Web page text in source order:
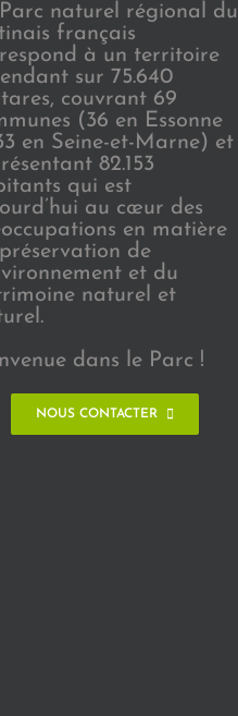
naturel régional du
français
à un territoire
sur 75.640
couvrant 69
(36 en Essonne
en Seine-et-Marne) et
82.153
qui est
au cœur des
en matière
de
et du
naturel et
dans le Parc !
NOUS CONTACTER